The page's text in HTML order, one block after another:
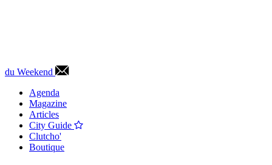
du Weekend
Agenda
Magazine
Articles
City Guide
Clutcho'
Boutique